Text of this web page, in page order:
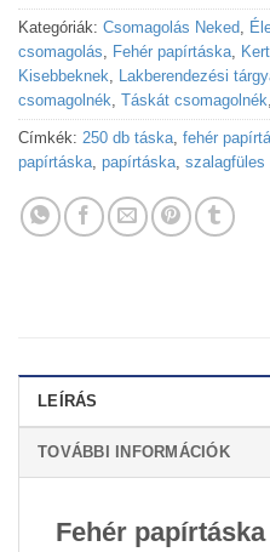
Kategóriák: Csomagolás Neked
csomagolás
Fehér papírtáska
Kisebbeknek
Lakberendezési
csomagolnék Táskát csomagolnék
Címkék: 250 db táska fehér
papírtáska papírtáska szalagfüles
LEÍRÁS
TOVÁBBI INFORMÁCIÓK
Fehér